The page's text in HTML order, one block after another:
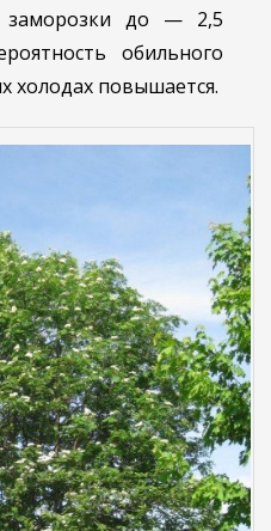
до — 2,5
обильного
холодах повышается.